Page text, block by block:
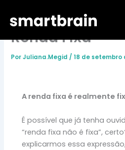
para
conteúdo
Precificação
Renda Fixa
PorJuliana.Megid /18 de setembro
A renda fixa é realmente
É possível que já tenha
“renda fixa não é fixa”,
explicarmos essa